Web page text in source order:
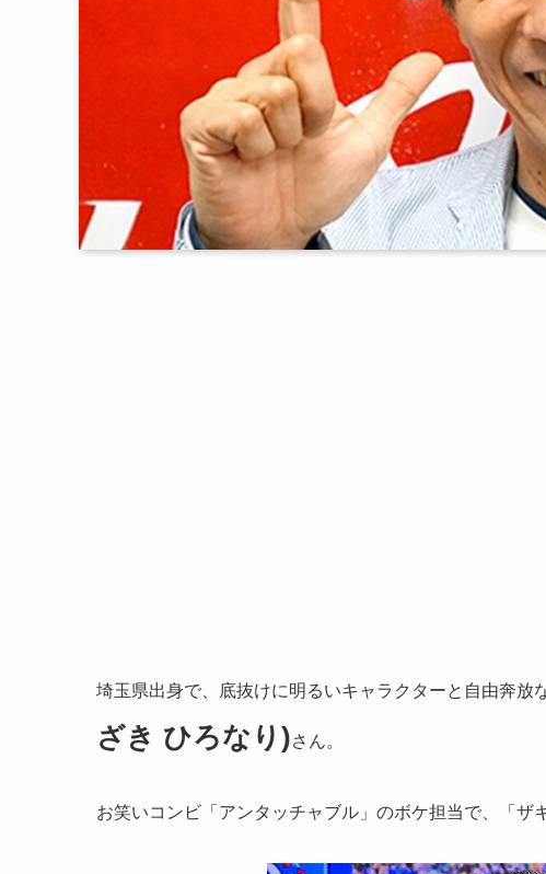
埼玉県出身で、底抜けに明るいキャラクターと自由奔放
ざき ひろなり)さん。
お笑いコンビ「アンタッチャブル」のボケ担当で、「ザ